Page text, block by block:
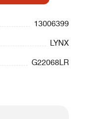
13006399
LYNX
G22068LR